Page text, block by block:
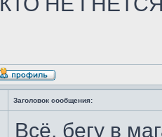
Заголовок сообщения:
Всё, бегу в